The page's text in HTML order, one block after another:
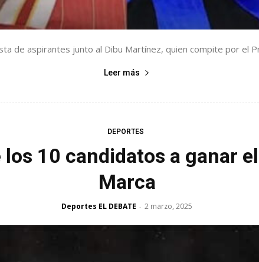
de aspirantes junto al Dibu Martínez, quien compite por el
Leer más
DEPORTES
10 candidatos a ganar
Marca
Deportes EL DEBATE - 2 marzo, 2025